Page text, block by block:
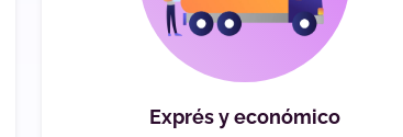
Exprés y económico